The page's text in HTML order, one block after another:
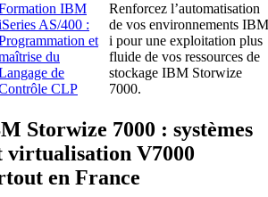
IBM
AS/400 :
et
du
de
CLP
Renforcez l’automatisation
de vos environnements IBM
i pour une exploitation plus
fluide de vos ressources de
stockage IBM Storwize
7000.
Storwize 7000 : systèmes
virtualisation V7000
en France